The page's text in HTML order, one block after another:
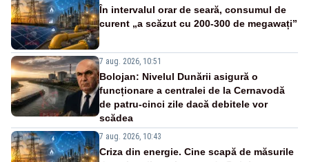
În intervalul orar de seară, consumul de
curent „a scăzut cu 200-300 de megawați”
7 aug. 2026, 10:51
Bolojan: Nivelul Dunării asigură o
funcționare a centralei de la Cernavodă
de patru-cinci zile dacă debitele vor
scădea
7 aug. 2026, 10:43
Criza din energie. Cine scapă de măsurile